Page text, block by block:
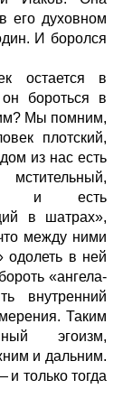
его духовном
И боролся
остается в
бороться в
Мы помним,
плотский,
из нас есть
и есть
в шатрах»,
между ними
одолеть в ней
«ангела-
внутренний
Таким
эгоизм,
и дальним.
и только тогда